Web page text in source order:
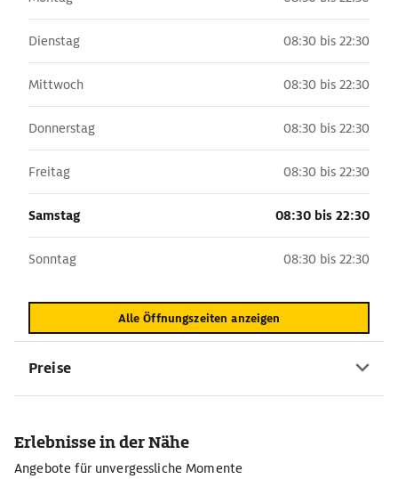
Dienstag 08:30 bis 22:30
Mittwoch 08:30 bis 22:30
Donnerstag 08:30 bis 22:30
Freitag 08:30 bis 22:30
Samstag 08:30 bis 22:30
Sonntag 08:30 bis 22:30
Alle Öffnungszeiten anzeigen
Preise
Erlebnisse in der Nähe
Angebote für unvergessliche Momente